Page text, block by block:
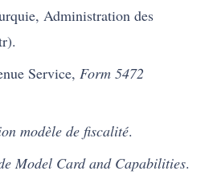
Administration des
Service,Form 5472
modèle de fiscalité.
Model Card and Capabilities.